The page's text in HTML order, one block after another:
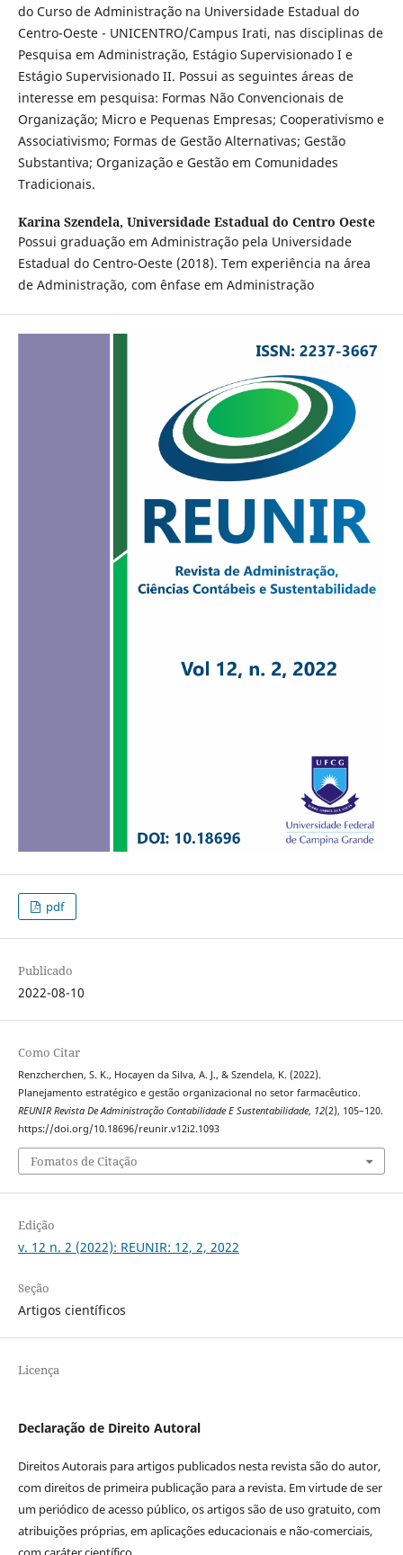
do Curso de Administração na Universidade Estadual do
Centro-Oeste - UNICENTRO/Campus Irati, nas disciplinas de
Pesquisa em Administração, Estágio Supervisionado I e
Estágio Supervisionado II. Possui as seguintes áreas de
interesse em pesquisa: Formas Não Convencionais de
Organização; Micro e Pequenas Empresas; Cooperativismo e
Associativismo; Formas de Gestão Alternativas; Gestão
Substantiva; Organização e Gestão em Comunidades
Tradicionais.
Karina Szendela, Universidade Estadual do Centro Oeste
Possui graduação em Administração pela Universidade
Estadual do Centro-Oeste (2018). Tem experiência na área
de Administração, com ênfase em Administração
pdf
Publicado
2022-08-10
Como Citar
Renzcherchen, S. K., Hocayen da Silva, A. J., & Szendela, K. (2022).
Planejamento estratégico e gestão organizacional no setor farmacêutico.
REUNIR Revista De Administração Contabilidade E Sustentabilidade, 12(2), 105–120.
https://doi.org/10.18696/reunir.v12i2.1093
Fomatos de Citação
Edição
v. 12 n. 2 (2022): REUNIR: 12, 2, 2022
Seção
Artigos científicos
Licença
Declaração de Direito Autoral
Direitos Autorais para artigos publicados nesta revista são do autor,
com direitos de primeira publicação para a revista. Em virtude de ser
um periódico de acesso público, os artigos são de uso gratuito, com
atribuições próprias, em aplicações educacionais e não-comerciais,